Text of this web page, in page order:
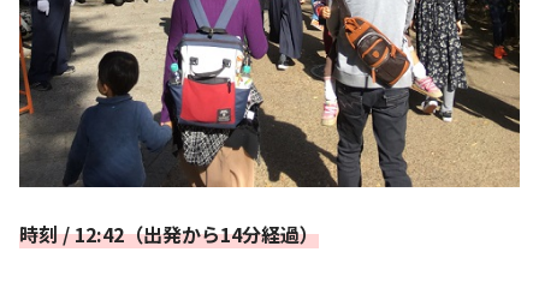
時刻 / 12:42（出発から14分経過）